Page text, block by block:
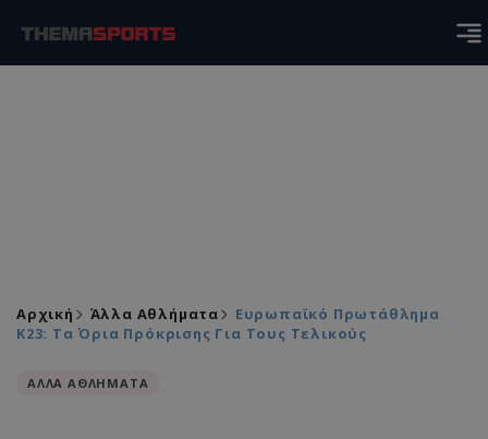
Αρχική Άλλα Αθλήματα
Ευρωπαϊκό Πρωτάθλημα
Κ23: Τα Όρια Πρόκρισης Για Τους Τελικούς
ΑΛΛΑ ΑΘΛΗΜΑΤΑ